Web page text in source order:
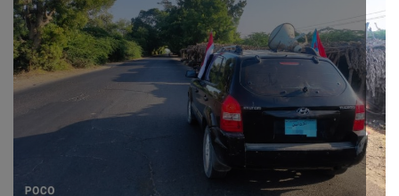
ثقافة وفن
اقتصاد
التقارير والحوارات
مؤسسة حدث اليوم